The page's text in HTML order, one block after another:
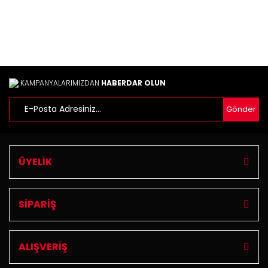
KAMPANYALARIMIZDAN HABERDAR OLUN
Gönder
ÜYELİK
SİPARİŞ
ALIŞVERİŞ